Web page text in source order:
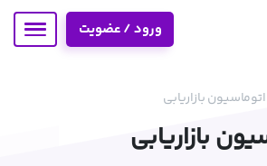
ورود / عضویت
بازاریابی
بازاریابی